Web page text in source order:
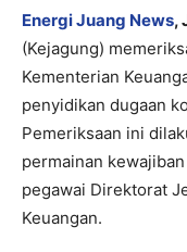
Energi Juang News,
(Kejagung)
Kementerian
penyidikan dugaan
Pemeriksaan ini
permainan
pegawai Direktorat
Keuangan.​